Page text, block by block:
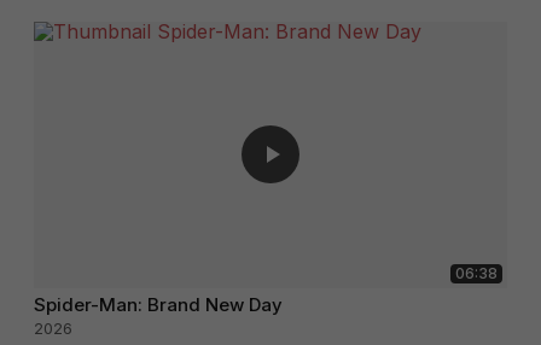
06:38
Spider-Man: Brand New Day
2026